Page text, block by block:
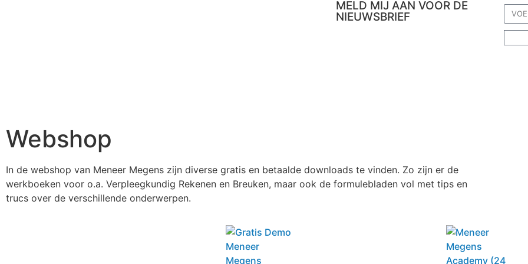
MELD MIJ AAN VOOR DE
NIEUWSBRIEF
Webshop
In de webshop van Meneer Megens zijn diverse gratis en betaalde downloads te vinden. Zo zijn er de
werkboeken voor o.a. Verpleegkundig Rekenen en Breuken, maar ook de formulebladen vol met tips en
trucs over de verschillende onderwerpen.